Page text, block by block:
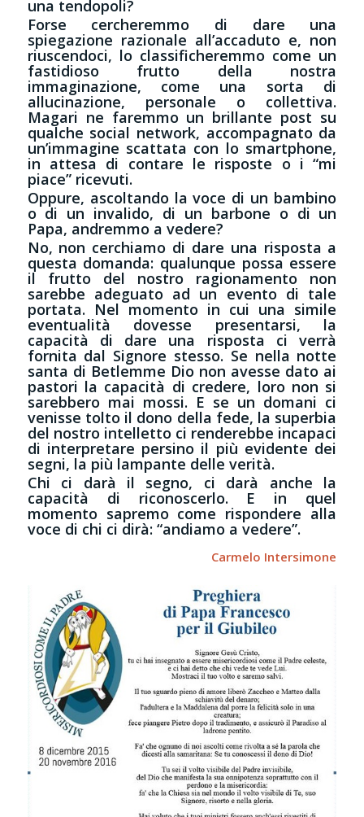
una tendopoli?
Forse cercheremmo di dare una
spiegazione razionale all’accaduto e, non
riuscendoci, lo classificheremmo come un
fastidioso frutto della nostra
immaginazione, come una sorta di
allucinazione, personale o collettiva.
Magari ne faremmo un brillante post su
qualche social network, accompagnato da
un’immagine scattata con lo smartphone,
in attesa di contare le risposte o i “mi
piace” ricevuti.
Oppure, ascoltando la voce di un bambino
o di un invalido, di un barbone o di un
Papa, andremmo a vedere?
No, non cerchiamo di dare una risposta a
questa domanda: qualunque possa essere
il frutto del nostro ragionamento non
sarebbe adeguato ad un evento di tale
portata. Nel momento in cui una simile
eventualità dovesse presentarsi, la
capacità di dare una risposta ci verrà
fornita dal Signore stesso. Se nella notte
santa di Betlemme Dio non avesse dato ai
pastori la capacità di credere, loro non si
sarebbero mai mossi. E se un domani ci
venisse tolto il dono della fede, la superbia
del nostro intelletto ci renderebbe incapaci
di interpretare persino il più evidente dei
segni, la più lampante delle verità.
Chi ci darà il segno, ci darà anche la
capacità di riconoscerlo. E in quel
momento sapremo come rispondere alla
voce di chi ci dirà: “andiamo a vedere”.
Carmelo Intersimone